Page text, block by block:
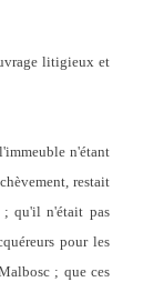
litigieux et
n'étant
restait
; qu'il n'était pas
pour les
; que ces